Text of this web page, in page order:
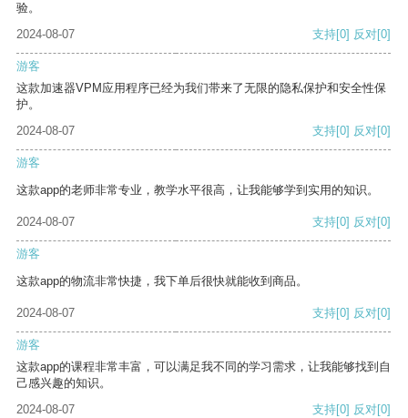
验。
2024-08-07
支持[0] 反对[0]
游客
这款加速器VPM应用程序已经为我们带来了无限的隐私保护和安全性保
护。
2024-08-07
支持[0] 反对[0]
游客
这款app的老师非常专业，教学水平很高，让我能够学到实用的知识。
2024-08-07 支持[0] 反对[0]
游客
这款app的物流非常快捷，我下单后很快就能收到商品。
2024-08-07 支持[0] 反对[0]
游客
这款app的课程非常丰富，可以满足我不同的学习需求，让我能够找到自
己感兴趣的知识。
2024-08-07
支持[0] 反对[0]